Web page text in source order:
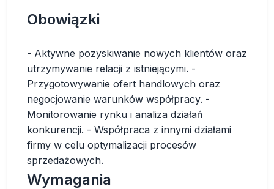
Obowiązki
- Aktywne pozyskiwanie nowych klientów oraz
utrzymywanie relacji z istniejącymi. -
Przygotowywanie ofert handlowych oraz
negocjowanie warunków współpracy. -
Monitorowanie rynku i analiza działań
konkurencji. - Współpraca z innymi działami
firmy w celu optymalizacji procesów
sprzedażowych.
Wymagania